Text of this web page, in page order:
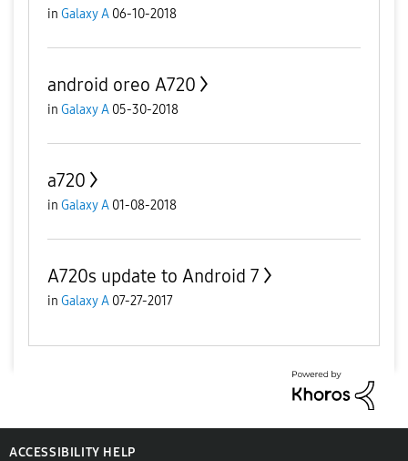
in Galaxy A 06-10-2018
android oreo A720
in Galaxy A 05-30-2018
a720
in Galaxy A 01-08-2018
A720s update to Android 7
in Galaxy A 07-27-2017
ACCESSIBILITY HELP